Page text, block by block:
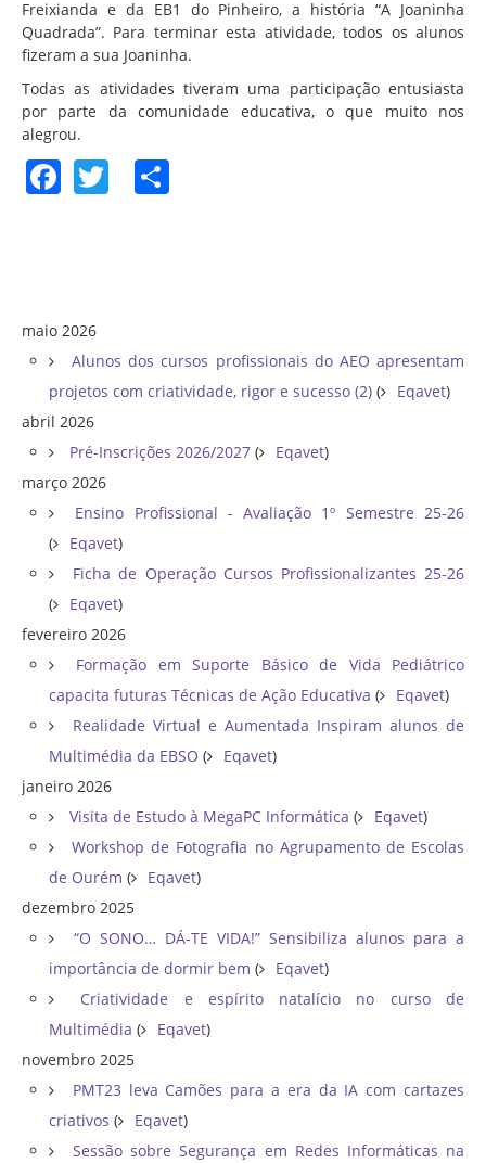
Freixianda e da EB1 do Pinheiro, a história “A Joaninha
Quadrada”. Para terminar esta atividade, todos os alunos
fizeram a sua Joaninha.
Todas as atividades tiveram uma participação entusiasta
por parte da comunidade educativa, o que muito nos
alegrou.
Facebook
Twitter
maio 2026
Alunos dos cursos profissionais do AEO apresentam
projetos com criatividade, rigor e sucesso (2) ( Eqavet)
abril 2026
Pré-Inscrições 2026/2027 ( Eqavet)
março 2026
Ensino Profissional - Avaliação 1º Semestre 25-26
(
Eqavet)
Ficha de Operação Cursos Profissionalizantes 25-26
(
Eqavet)
fevereiro 2026
Formação em Suporte Básico de Vida Pediátrico
capacita futuras Técnicas de Ação Educativa ( Eqavet)
Realidade Virtual e Aumentada Inspiram alunos de
Multimédia da EBSO ( Eqavet)
janeiro 2026
Visita de Estudo à MegaPC Informática ( Eqavet)
Workshop de Fotografia no Agrupamento de Escolas
de Ourém ( Eqavet)
dezembro 2025
“O SONO… DÁ-TE VIDA!” Sensibiliza alunos para a
importância de dormir bem ( Eqavet)
Criatividade e espírito natalício no curso de
Multimédia ( Eqavet)
novembro 2025
PMT23 leva Camões para a era da IA com cartazes
criativos ( Eqavet)
Sessão sobre Segurança em Redes Informáticas na